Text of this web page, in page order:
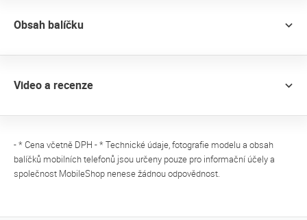
Obsah balíčku
Video a recenze
- * Cena včetně DPH - * Technické údaje, fotografie modelu a obsah
balíčků mobilních telefonů jsou určeny pouze pro informační účely a
společnost MobileShop nenese žádnou odpovědnost.